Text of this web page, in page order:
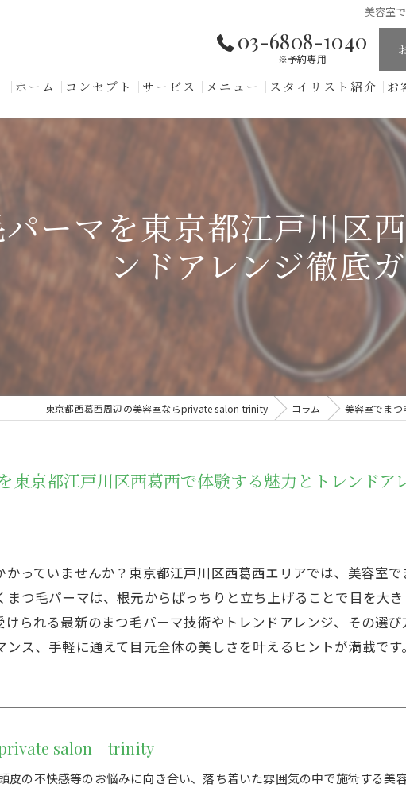
美容室
03-6808-1040
※予約専用
ホーム コンセプト サービス メニュー スタイリスト紹介 お
ーマを東京都江戸川区
ンドアレンジ徹底
東京都西葛西周辺の美容室ならprivate salon trinity コラム 美容室でま
東京都江戸川区西葛西で体験する魅力とトレンドア
っていませんか？東京都江戸川区西葛西エリアでは、美容室
つ毛パーマは、根元からぱっちりと立ち上げることで目を大
られる最新のまつ毛パーマ技術やトレンドアレンジ、その選
ス、手軽に通えて目元全体の美しさを叶えるヒントが満載です。
salon trinity
皮の不快感等のお悩みに向き合い、落ち着いた雰囲気の中で施術する美